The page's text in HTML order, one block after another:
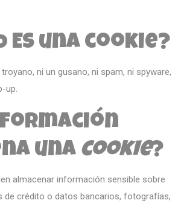
ES una cookie?
ni un gusano, ni spam, ni spyware,
up.
una cookie?
almacenar información sensible sobre
de crédito o datos bancarios, fotografías,